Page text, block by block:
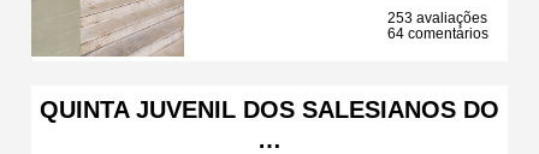
253 avaliações
64 comentários
QUINTA JUVENIL DOS SALESIANOS DO
…